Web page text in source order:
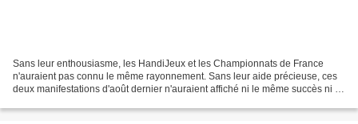
Sans leur enthousiasme, les HandiJeux et les Championnats de France
n'auraient pas connu le même rayonnement. Sans leur aide précieuse, ces
deux manifestations d'août dernier n'auraient affiché ni le même succès ni la